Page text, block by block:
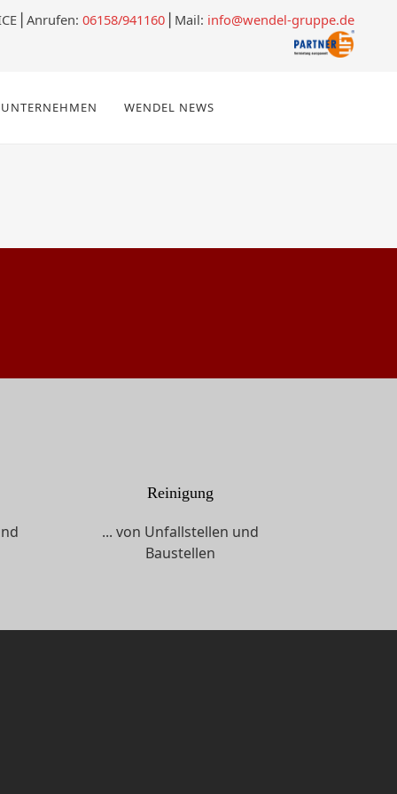
Anrufen: 06158/941160 ⎪Mail: info@wendel-gruppe.de
UNTERNEHMEN WENDEL NEWS
Reinigung
... von Unfallstellen und
Baustellen